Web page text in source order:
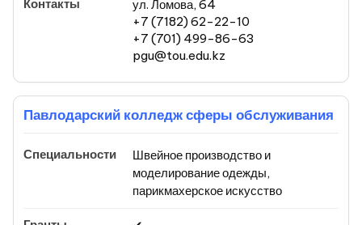
ул. Ломова, 64
+7 (7182) 62-22-10
+7 (701) 499-86-63
pgu@tou.edu.kz
Павлодарский колледж сферы обслуживания
Швейное производство и
моделирование одежды,
парикмахерское искусство